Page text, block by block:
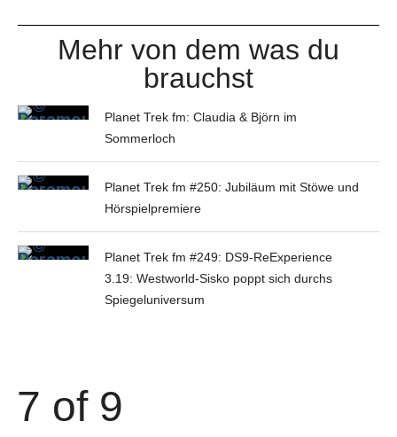
Mehr von dem was du
brauchst
Planet Trek fm: Claudia & Björn im
Sommerloch
Planet Trek fm #250: Jubiläum mit Stöwe und
Hörspielpremiere
Planet Trek fm #249: DS9-ReExperience
3.19: Westworld-Sisko poppt sich durchs
Spiegeluniversum
7 of 9